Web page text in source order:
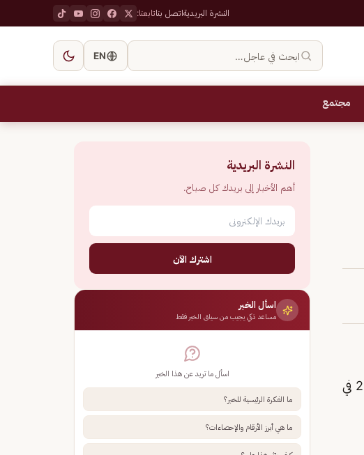
النشرة البريديةاتصل بناتابعنا:
ابحث في عاجل… EN
مجتمع
النشرة البريدية
أهم الأخبار إلى بريدك كل صباح.
اشترك الآن
اسأل الخبر
مساعد ذكي يجيب من سياق الخبر فقط
اسأل ما تريد عن هذا الخبر
ما الفكرة الرئيسية للخبر؟
ما هي أبرز الأرقام والإحصاءات؟